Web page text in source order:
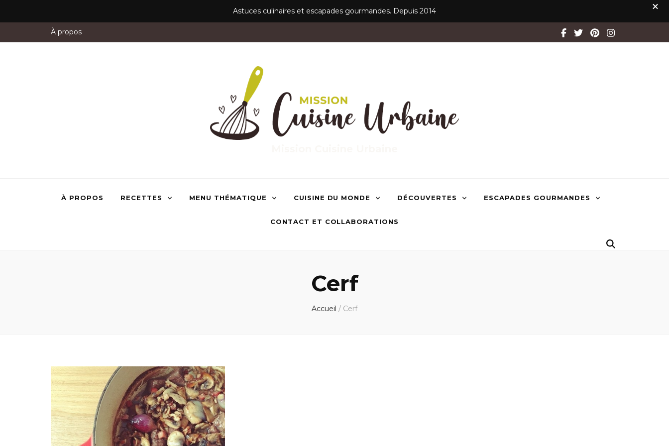
Astuces culinaires et escapades gourmandes. Depuis 2014
À propos
À PROPOS RECETTES MENU THÉMATIQUE CUISINE DU MONDE DÉCOUVERTES ESCAPADES GOURMANDES
CONTACT ET COLLABORATIONS
Cerf
Accueil / Cerf